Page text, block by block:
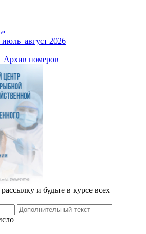
2026
Архив номеров
и будьте в курсе всех